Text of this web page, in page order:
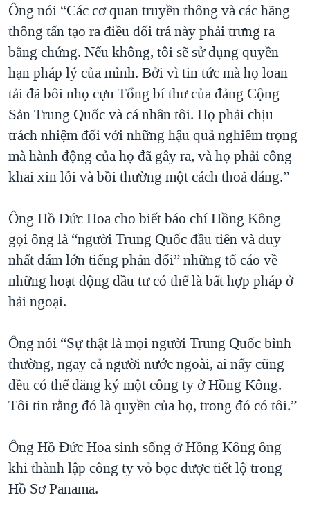
Ông nói “Các cơ quan truyền thông và các hãng
thông tấn tạo ra điều dối trá này phải trưng ra
bằng chứng. Nếu không, tôi sẽ sử dụng quyền
hạn pháp lý của mình. Bởi vì tin tức mà họ loan
tải đã bôi nhọ cựu Tổng bí thư của đảng Cộng
Sản Trung Quốc và cá nhân tôi. Họ phải chịu
trách nhiệm đối với những hậu quả nghiêm trọng
mà hành động của họ đã gây ra, và họ phải công
khai xin lỗi và bồi thường một cách thoả đáng.”
Ông Hồ Đức Hoa cho biết báo chí Hồng Kông
gọi ông là “người Trung Quốc đầu tiên và duy
nhất dám lớn tiếng phản đối” những tố cáo về
những hoạt động đầu tư có thể là bất hợp pháp ở
hải ngoại.
Ông nói “Sự thật là mọi người Trung Quốc bình
thường, ngay cả người nước ngoài, ai nấy cũng
đều có thể đăng ký một công ty ở Hồng Kông.
Tôi tin rằng đó là quyền của họ, trong đó có tôi.”
Ông Hồ Đức Hoa sinh sống ở Hồng Kông ông
khi thành lập công ty vỏ bọc được tiết lộ trong
Hồ Sơ Panama.